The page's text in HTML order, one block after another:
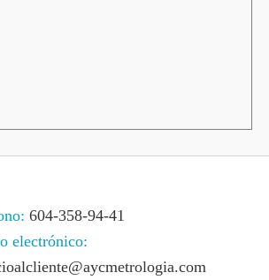
604-358-94-41
electrónico: